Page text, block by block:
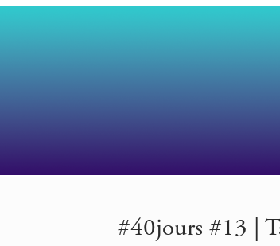
#40jours #13 |